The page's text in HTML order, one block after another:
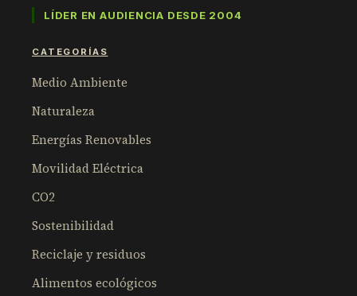
LÍDER EN AUDIENCIA DESDE 2004
CATEGORÍAS
Medio Ambiente
Naturaleza
Energías Renovables
Movilidad Eléctrica
CO2
Sostenibilidad
Reciclaje y residuos
Alimentos ecológicos